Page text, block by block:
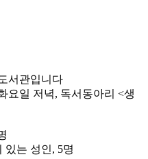
서관입니다
요일 저녁, 독서동아리 <생
있는 성인, 5명